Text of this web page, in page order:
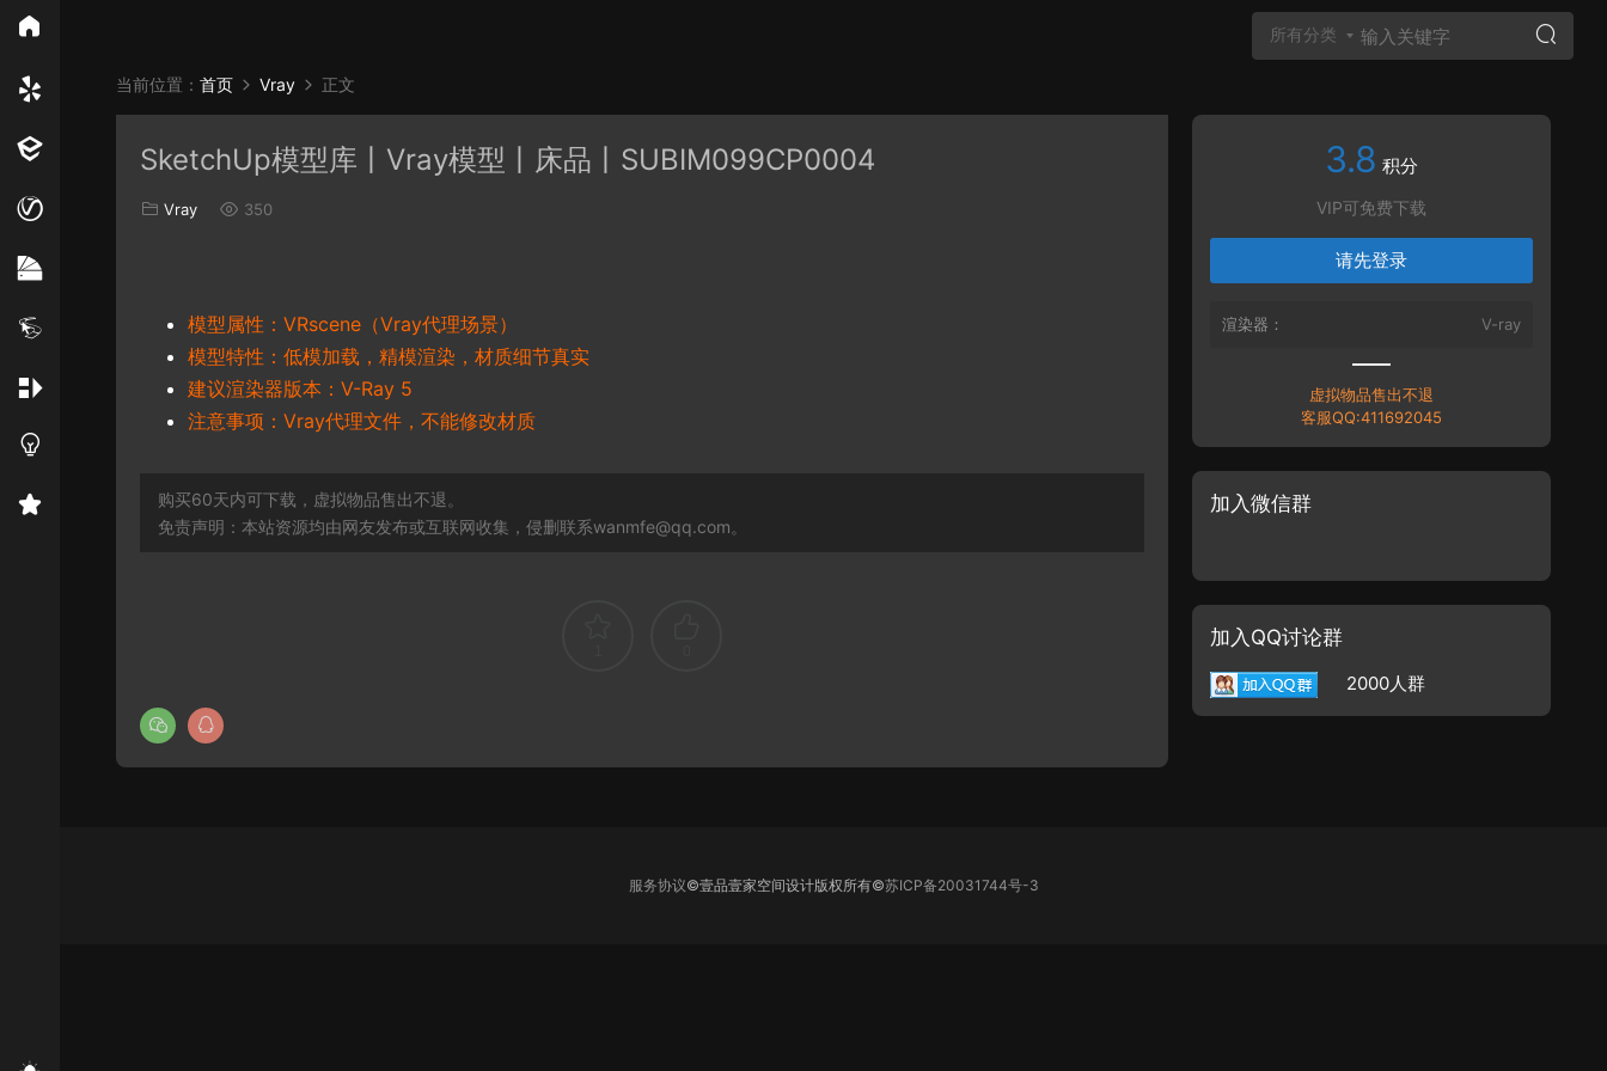
所有分类
Vray Enscape PB3构件 构件 轮廓 免费模型
当前位置： 首页 Vray 正文
SketchUp模型库丨Vray模型丨床品丨SUBIM099CP0004
Vray 350
模型属性：VRscene（Vray代理场景）
模型特性：低模加载，精模渲染，材质细节真实
建议渲染器版本：V-Ray 5
注意事项：Vray代理文件，不能修改材质
购买60天内可下载，虚拟物品售出不退。
免责声明：本站资源均由网友发布或互联网收集，侵删联系wanmfe@qq.com。
3.8 积分
VIP可免费下载
请先登录
渲染器： V-ray
虚拟物品售出不退
客服QQ:411692045
加入微信群
加入QQ讨论群
2000人群
服务协议©壹品壹家空间设计版权所有©苏ICP备20031744号-3